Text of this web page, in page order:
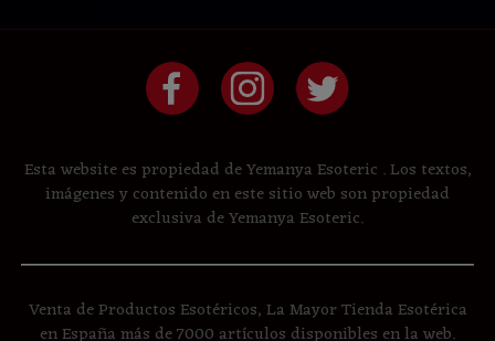
Esta website es propiedad de Yemanya Esoteric . Los textos,
imágenes y contenido en este sitio web son propiedad
exclusiva de Yemanya Esoteric.
Venta de Productos Esotéricos, La Mayor Tienda Esotérica
en España más de 7000 artículos disponibles en la web.